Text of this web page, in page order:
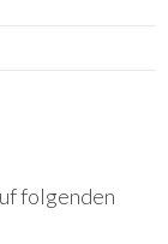
folgenden